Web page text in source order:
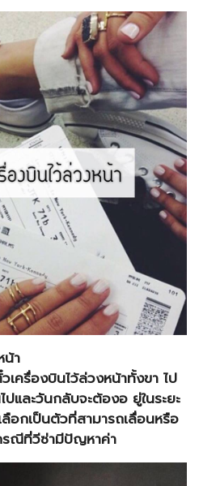
น้า
ครื่องบินไว้ล่วงหน้าทั้งขา ไป
และวันกลับจะต้องอ ยู่ในระยะ
อกเป็นตัวที่สามารถเลื่อนหรือ
รณีที่วีซ่ามีปัญหาค่า